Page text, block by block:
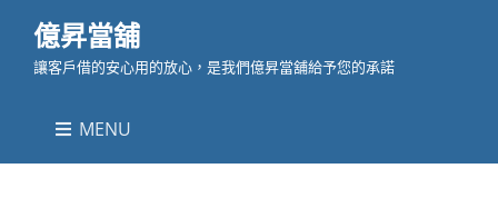
億昇當舖
讓客戶借的安心用的放心，是我們億昇當舖給予您的承諾
MENU